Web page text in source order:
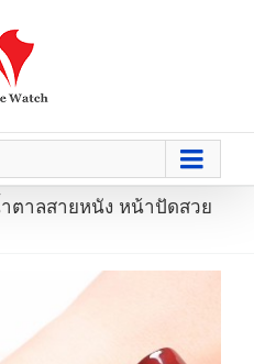
ตาลสายหนัง หน้าปัดสวย